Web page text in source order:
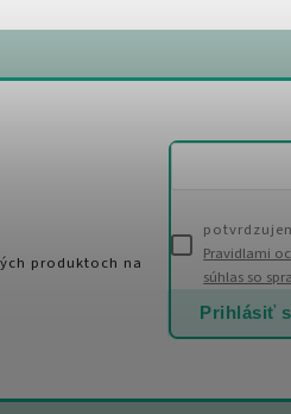
produktoch na
Pravidlami
súhlas so
Prihlásiť